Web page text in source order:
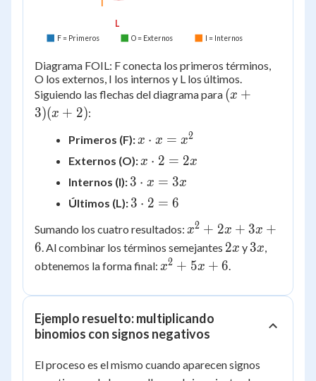
L
F = Primeros O = Externos I = Internos
Diagrama FOIL: F conecta los primeros términos,
O los externos, I los internos y L los últimos.
Siguiendo las flechas del diagrama para (x+3)
(x +
3)(x + 2):
Primeros (F): x
\cdot
x^2
x ⋅ x = x2
Externos (O): x
2x
x ⋅ 2 = 2x
Internos (I): 3
\cdot
3x
3 ⋅ x = 3x
Últimos (L): 3
2 = 6
3 ⋅ 2 = 6
Sumando los cuatro resultados: x^2
+
2x
3x
x2 + 2x + 3x +
6. Al combinar los términos semejantes 2x
2x y 3x
3x,
obtenemos la forma final: x^2
5x
+ 6
x2 + 5x + 6.
Ejemplo resuelto: multiplicando
binomios con signos negativos
El proceso es el mismo cuando aparecen signos